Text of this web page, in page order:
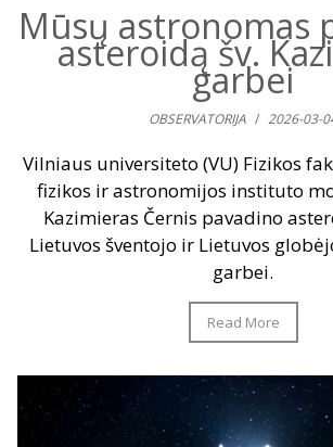
Mūsų astronomas
asteroidą šv.
garbei
OBSERVATORIJA / 2026-03-
Vilniaus universiteto (VU) Fizikos
fizikos ir astronomijos instituto
Kazimieras Černis pavadino
Lietuvos šventojo ir Lietuvos
garbei.
Read More